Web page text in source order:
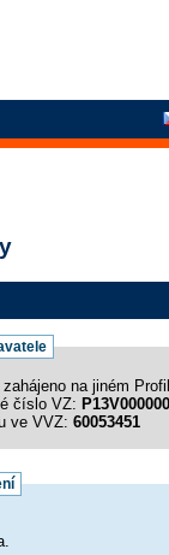
na jiném
číslo VZ:
ve VVZ:60053451